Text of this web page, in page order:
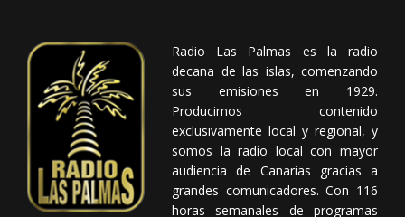
Radio Las Palmas es la radio
decana de las islas, comenzando
sus emisiones en 1929.
Producimos contenido
exclusivamente local y regional, y
somos la radio local con mayor
audiencia de Canarias gracias a
grandes comunicadores. Con 116
horas semanales de programas